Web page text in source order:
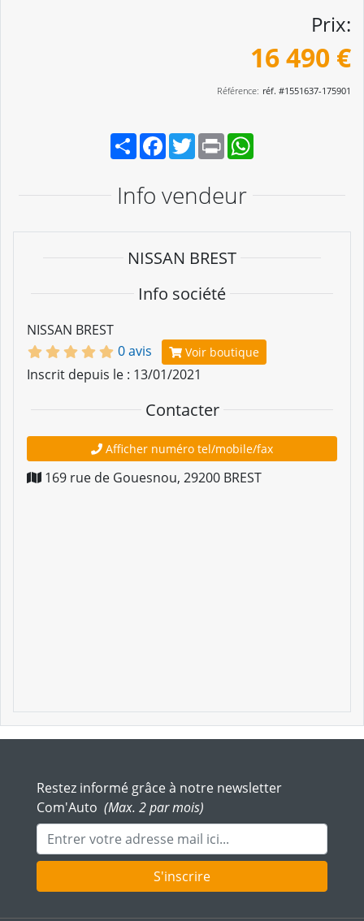
Prix:
16 490 €
Référence: réf. #1551637-175901
PartagerFacebook
TwitterPrint
Info vendeur
NISSAN BREST
Info société
NISSAN BREST
0 avis
Voir boutique
Inscrit depuis le : 13/01/2021
Contacter
Afficher numéro tel/mobile/fax
169 rue de Gouesnou, 29200 BREST
Restez informé grâce à notre newsletter
Com'Auto (Max. 2 par mois)
Adresse mail
S'inscrire